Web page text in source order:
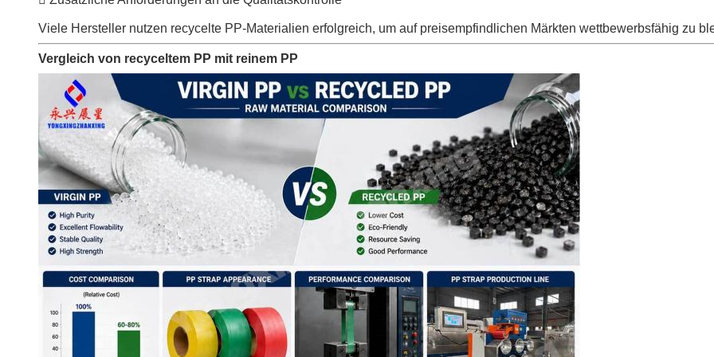
Viele Hersteller nutzen recycelte PP-Materialien erfolgreich, um auf preisempfindlichen Märkten wettbewerbsfähig zu
Vergleich von recyceltem PP mit reinem PP